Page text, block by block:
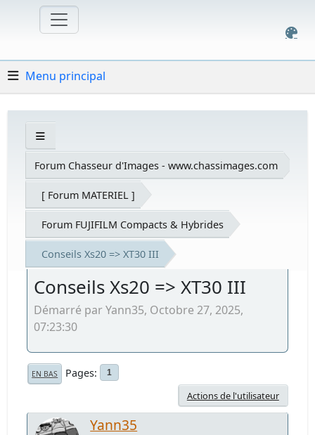
Menu principal
Forum Chasseur d'Images - www.chassimages.com
[ Forum MATERIEL ]
Forum FUJIFILM Compacts & Hybrides
Conseils Xs20 => XT30 III
Conseils Xs20 => XT30 III
Démarré par Yann35, Octobre 27, 2025,
07:23:30
EN BAS Pages 1
Actions de l'utilisateur
Yann35